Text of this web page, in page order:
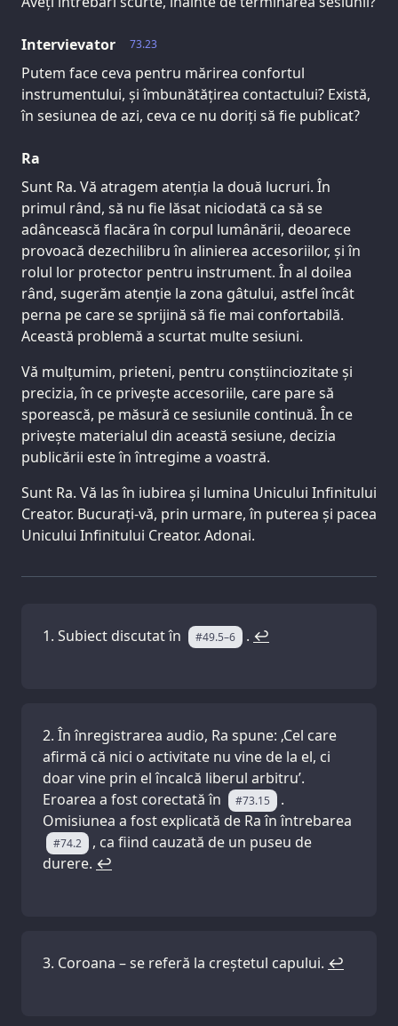
73.23
Intervievator
Putem face ceva pentru mărirea confortul
instrumentului, și îmbunătățirea contactului? Există,
în sesiunea de azi, ceva ce nu doriți să fie publicat?
Ra
Sunt Ra. Vă atragem atenția la două lucruri. În
primul rând, să nu fie lăsat niciodată ca să se
adâncească flacăra în corpul lumânării, deoarece
provoacă dezechilibru în alinierea accesoriilor, și în
rolul lor protector pentru instrument. În al doilea
rând, sugerăm atenție la zona gâtului, astfel încât
perna pe care se sprijină să fie mai confortabilă.
Această problemă a scurtat multe sesiuni.
Vă mulțumim, prieteni, pentru conștiinciozitate și
precizia, în ce privește accesoriile, care pare să
sporească, pe măsură ce sesiunile continuă. În ce
privește materialul din această sesiune, decizia
publicării este în întregime a voastră.
Sunt Ra. Vă las în iubirea și lumina Unicului Infinitului
Creator. Bucurați-vă, prin urmare, în puterea și pacea
Unicului Infinitului Creator. Adonai.
Subiect discutat în #49.5–6 . ↩
În înregistrarea audio, Ra spune: ‚Cel care
afirmă că nici o activitate nu vine de la el, ci
doar vine prin el încalcă liberul arbitru’.
Eroarea a fost corectată în
#73.15
.
Omisiunea a fost explicată de Ra în întrebarea
#74.2
, ca fiind cauzată de un puseu de
durere. ↩
Coroana – se referă la creștetul capului. ↩